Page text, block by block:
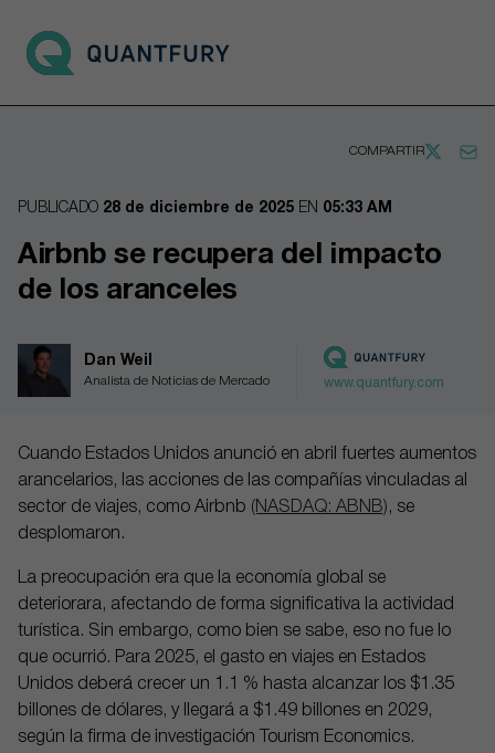
Go to main page
COMPARTIR
PUBLICADO 28 de diciembre de 2025 EN 05:33 AM
Airbnb se recupera del impacto
de los aranceles
Dan Weil
Analista de Noticias de Mercado www.quantfury.com
Cuando Estados Unidos anunció en abril fuertes aumentos
arancelarios, las acciones de las compañías vinculadas al
sector de viajes, como Airbnb (NASDAQ: ABNB) , se
desplomaron.
La preocupación era que la economía global se
deteriorara, afectando de forma significativa la actividad
turística. Sin embargo, como bien se sabe, eso no fue lo
que ocurrió. Para 2025, el gasto en viajes en Estados
Unidos deberá crecer un 1.1 % hasta alcanzar los $1.35
billones de dólares, y llegará a $1.49 billones en 2029,
según la firma de investigación Tourism Economics.